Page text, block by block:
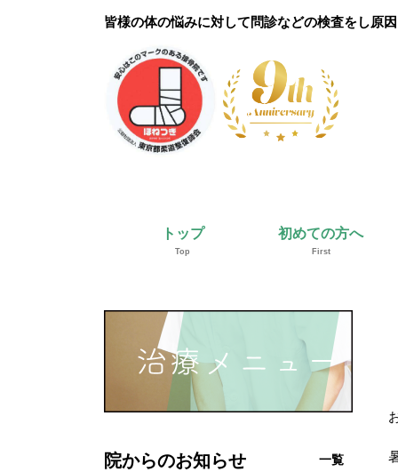
皆様の体の悩みに対して問診などの検査をし原
トップ
Top
初めての方へ
First
院からのお知らせ 一覧